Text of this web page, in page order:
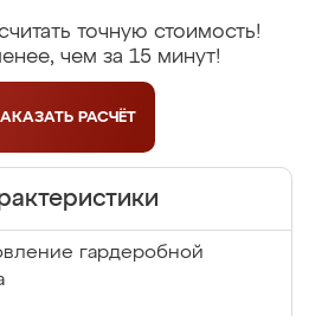
точную стоимость!
чем за 15 минут!
РАСЧЁТ
гардеробной